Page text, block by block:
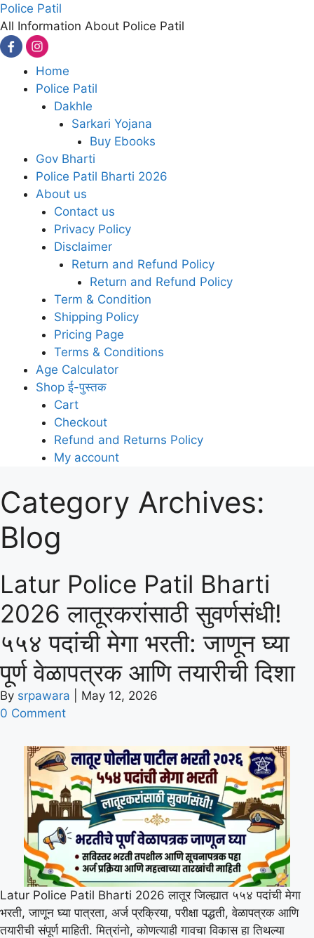
Skip
to
content
Police Patil
All Information About Police Patil
Home
Police Patil
Dakhle
Sarkari Yojana
Buy Ebooks
Gov Bharti
Police Patil Bharti 2026
About us
Contact us
Privacy Policy
Disclaimer
Return and Refund Policy
Return and Refund Policy
Term & Condition
Shipping Policy
Pricing Page
Terms & Conditions
Age Calculator
Shop ई-पुस्तक
Cart
Checkout
Refund and Returns Policy
My account
Category Archives:
Blog
Latur Police Patil Bharti
2026 लातूरकरांसाठी सुवर्णसंधी!
५५४ पदांची मेगा भरती: जाणून घ्या
पूर्ण वेळापत्रक आणि तयारीची दिशा
By srpawara
May 12, 2026
0 Comment
Latur Police Patil Bharti 2026 लातूर जिल्ह्यात ५५४ पदांची मेगा
भरती, जाणून घ्या पात्रता, अर्ज प्रक्रिया, परीक्षा पद्धती, वेळापत्रक आणि
तयारीची संपूर्ण माहिती. मित्रांनो, कोणत्याही गावचा विकास हा तिथल्या